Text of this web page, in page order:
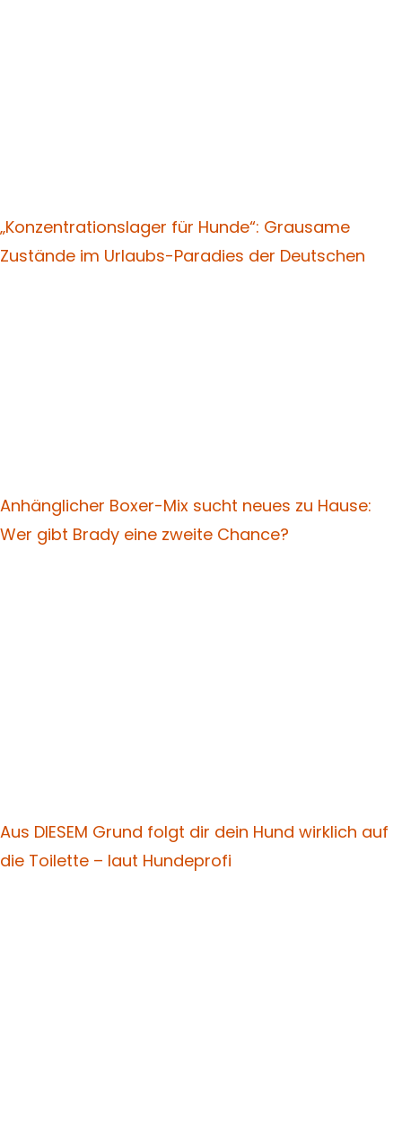
„Konzentrationslager für Hunde“: Grausame
Zustände im Urlaubs-Paradies der Deutschen
Anhänglicher Boxer-Mix sucht neues zu Hause:
Wer gibt Brady eine zweite Chance?
Aus DIESEM Grund folgt dir dein Hund wirklich auf
die Toilette – laut Hundeprofi